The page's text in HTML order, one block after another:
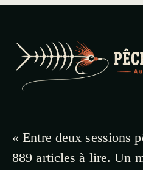
« Entre deux sessions
889 articles à lire. Un